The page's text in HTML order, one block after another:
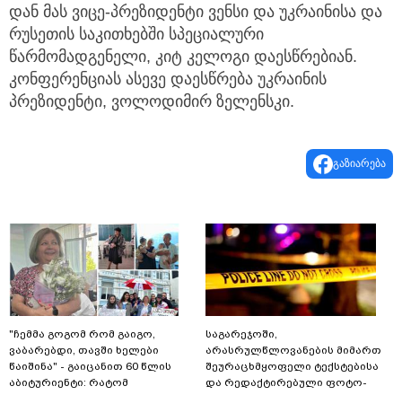
დან მას ვიცე-პრეზიდენტი ვენსი და უკრაინისა და
რუსეთის საკითხებში სპეციალური
წარმომადგენელი, კიტ კელოგი დაესწრებიან.
კონფერენციას ასევე დაესწრება უკრაინის
პრეზიდენტი, ვოლოდიმირ ზელენსკი.
გაზიარება
"ჩემმა გოგომ რომ გაიგო,
ვაბარებდი, თავში ხელები
წაიშინა" - გაიცანით 60 წლის
აბიტურიენტი: რატომ
საგარეჯოში,
არასრულწლოვანების მიმართ
შეურაცხმყოფელი ტექსტებისა
და რედაქტირებული ფოტო-